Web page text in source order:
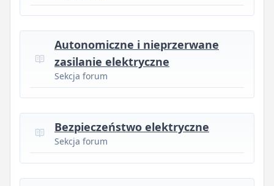
Autonomiczne i nieprzerwane
zasilanie elektryczne
Sekcja forum
Bezpieczeństwo elektryczne
Sekcja forum